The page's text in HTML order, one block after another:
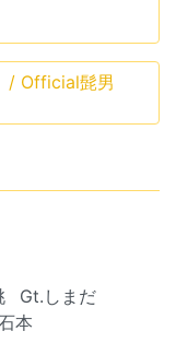
/ Official髭男
Gt.しまだ
本